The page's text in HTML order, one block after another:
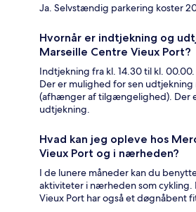
Ja. Selvstændig parkering koster
Hvornår er indtjekning og
Marseille Centre Vieux Port?
Indtjekning fra kl. 14.30 til kl.
Der er mulighed for sen
(afhænger af tilgængelighed). Der
udtjekning.
Hvad kan jeg opleve hos
Vieux Port og i nærheden?
I de lunere måneder kan du
aktiviteter i nærheden som cykling.
Vieux Port har også et døgnåbent